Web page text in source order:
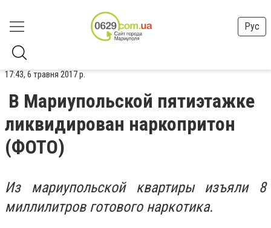
Рус
17:43, 6 травня 2017 р.
В Мариупольской пятиэтажке
ликвидирован наркопритон
(ФОТО)
Из мариупольской квартиры изъяли 8
миллилитров готового наркотика.